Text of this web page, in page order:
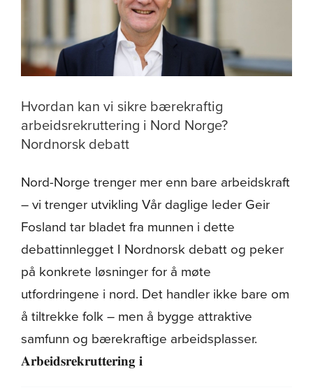
Hvordan kan vi sikre bærekraftig
arbeidsrekruttering i Nord Norge?
Nordnorsk debatt
Nord-Norge trenger mer enn bare arbeidskraft
– vi trenger utvikling Vår daglige leder Geir
Fosland tar bladet fra munnen i dette
debattinnlegget I Nordnorsk debatt og peker
på konkrete løsninger for å møte
utfordringene i nord. Det handler ikke bare om
å tiltrekke folk – men å bygge attraktive
samfunn og bærekraftige arbeidsplasser.
𝐀𝐫𝐛𝐞𝐢𝐝𝐬𝐫𝐞𝐤𝐫𝐮𝐭𝐭𝐞𝐫𝐢𝐧𝐠 𝐢